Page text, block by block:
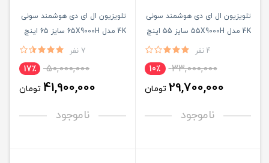
تلویزیون ال ای دی هوشمند سونی
4K مدل 55X9000H سایز 55 اینچ
4 نفر
33,000,000 10٪
29,700,000 تومان
ناموجود
تلویزیون ال ای دی هوشمند سونی
4K مدل 65X9000H سایز 65 اینچ
7 نفر
50,000,000 17٪
41,900,000 تومان
ناموجود